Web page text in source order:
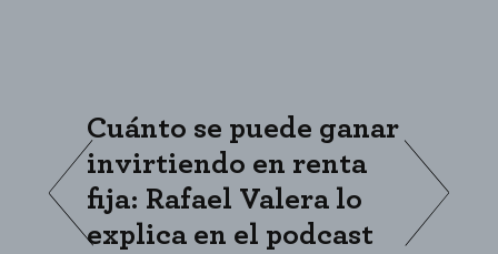
Cuánto se puede ganar
invirtiendo en renta
fija: Rafael Valera lo
explica en el podcast